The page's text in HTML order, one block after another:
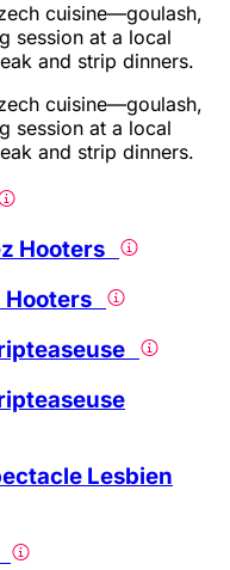
cuisine—goulash,
session at a local
and strip dinners.
cuisine—goulash,
session at a local
and strip dinners.
Hooters
Hooters
Lesbien